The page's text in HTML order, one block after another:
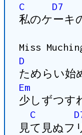
C
D7
私のケーキ
Miss
D
ためらい始
Em
少しずつす
C
見て見ぬフ